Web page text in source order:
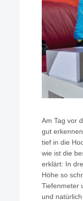
Am Tag vor
gut
tief in die
wie ist die
erklärt: In
Höhe so
Tiefenmeter
und